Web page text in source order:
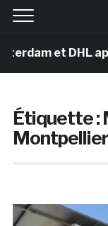
et DHL
Étiquette :